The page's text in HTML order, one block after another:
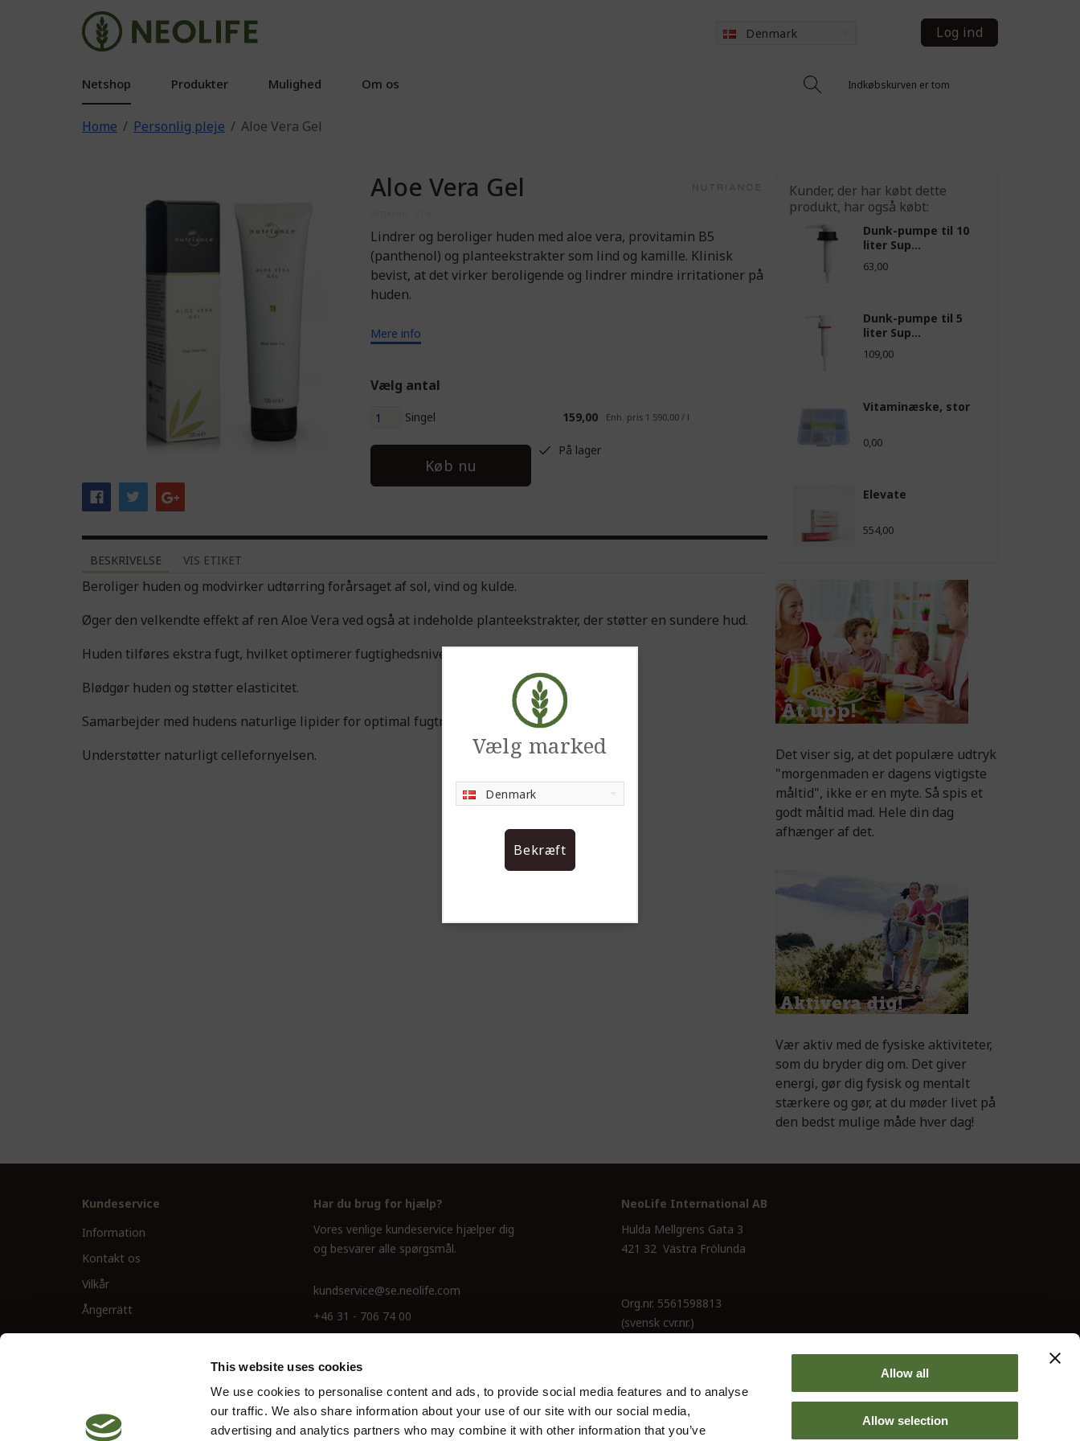
This website uses cookies
We use cookies to personalise content and ads, to provide social media features and to analyse
our traffic. We also share information about your use of our site with our social media,
advertising and analytics partners who may combine it with other information that you’ve
Allow all
Allow selection
Denmark Log ind
Indkøbskurven er tom
Netshop Produkter Mulighed Om os
Vælg marked
Denmark
Bekræft
Home Personlig pleje Aloe Vera Gel
Aloe Vera Gel
Lindrer og beroliger huden med aloe vera, provitamin B5
(panthenol) og planteekstrakter som lind og kamille. Klinisk
bevist, at det virker beroligende og lindrer mindre irritationer på
huden.
Mere info
Vælg antal
Singel 159,00 Enh. pris 1 590,00 / l
Køb nu
På lager
BESKRIVELSE VIS ETIKET
Beroliger huden og modvirker udtørring forårsaget af sol, vind og kulde.
Øger den velkendte effekt af ren Aloe Vera ved også at indeholde planteekstrakter, der støtter en sundere hud.
Huden tilføres ekstra fugt, hvilket optimerer fugtighedsniveauet.
Blødgør huden og støtter elasticitet.
Samarbejder med hudens naturlige lipider for optimal fugtniveau.
Understøtter naturligt cellefornyelsen.
Kunder, der har købt dette
produkt, har også købt:
Dunk-pumpe til 10
liter Sup...
63,00
Dunk-pumpe til 5
liter Sup...
109,00
Vitaminæske, stor
0,00
Elevate
554,00
Det viser sig, at det populære udtryk
"morgenmaden er dagens vigtigste
måltid", ikke er en myte. Så spis et
godt måltid mad. Hele din dag
afhænger af det.
Vær aktiv med de fysiske aktiviteter,
som du bryder dig om. Det giver
energi, gør dig fysisk og mentalt
stærkere og gør, at du møder livet på
den bedst mulige måde hver dag!
Kundeservice
Information
Kontakt os
Vilkår
Ångerrätt
Har du brug for hjælp?
Vores venlige kundeservice hjælper dig
og besvarer alle spørgsmål.
kundservice@se.neolife.com
+46 31 - 706 74 00
NeoLife International AB
Hulda Mellgrens Gata 3
421 32 Västra Frölunda
Org.nr. 5561598813
(svensk cvr.nr.)